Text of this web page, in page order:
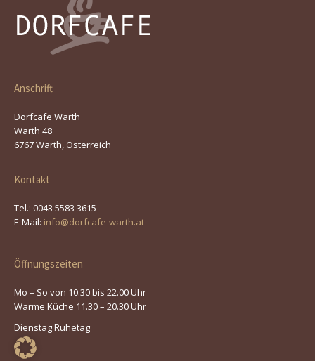
Anschrift
Dorfcafe Warth
Warth 48
6767 Warth, Österreich
Kontakt
Tel.: 0043 5583 3615
E-Mail: info@dorfcafe-warth.at
Öffnungszeiten
Mo – So von 10.30 bis 22.00 Uhr
Warme Küche 11.30 – 20.30 Uhr
Dienstag Ruhetag